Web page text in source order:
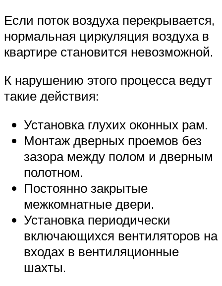
Если поток воздуха перекрывается,
нормальная циркуляция воздуха в
квартире становится невозможной.
К нарушению этого процесса ведут
такие действия:
Установка глухих оконных рам.
Монтаж дверных проемов без
зазора между полом и дверным
полотном.
Постоянно закрытые
межкомнатные двери.
Установка периодически
включающихся вентиляторов на
входах в вентиляционные
шахты.